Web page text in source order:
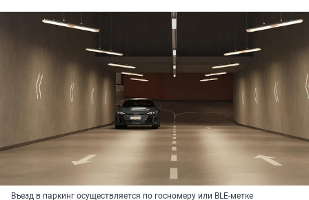
Въезд в паркинг осуществляется по госномеру или BLE-метке